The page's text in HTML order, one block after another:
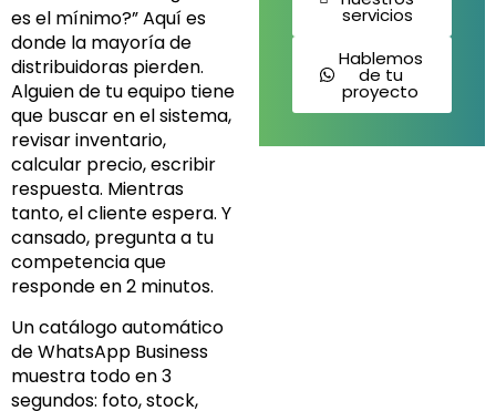
es el mínimo?” Aquí es
donde la mayoría de
distribuidoras pierden.
Alguien de tu equipo tiene
que buscar en el sistema,
revisar inventario,
calcular precio, escribir
respuesta. Mientras
tanto, el cliente espera. Y
cansado, pregunta a tu
competencia que
responde en 2 minutos.
Un catálogo automático
de WhatsApp Business
muestra todo en 3
segundos: foto, stock,
servicios
Hablemos
de tu
proyecto